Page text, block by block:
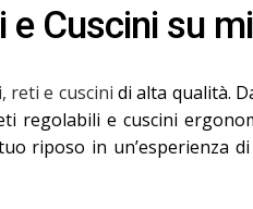
Cuscini su
reti e cuscini di alta qualità.
regolabili e cuscini
riposo in un’esperienza